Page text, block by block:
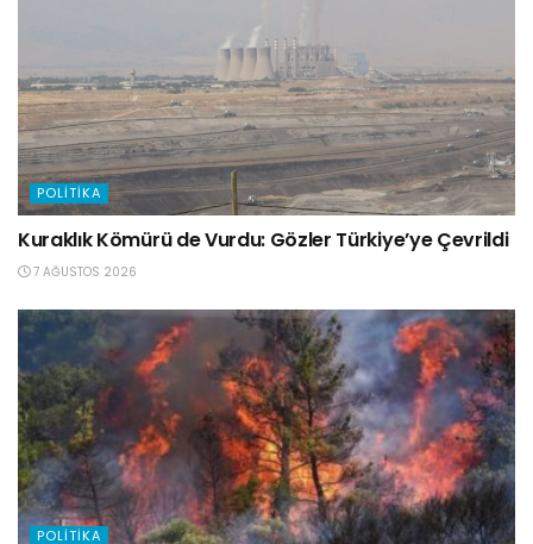
POLITIKA
Kuraklık Kömürü de Vurdu: Gözler Türkiye’ye Çevrildi
7 AĞUSTOS 2026
POLITIKA